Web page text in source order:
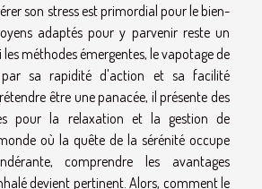
son stress est primordial pour le bien-
adaptés pour y parvenir reste un
méthodes émergentes, le vapotage de
par sa rapidité d'action et sa facilité
être une panacée, il présente des
pour la relaxation et la gestion de
où la quête de la sérénité occupe
comprendre les avantages
devient pertinent. Alors, comment le